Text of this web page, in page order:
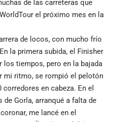
de las carreteras que
el próximo mes en la
de locos, con mucho frío
la primera subida, el Finisher
los tiempos, pero en la bajada
mi ritmo, se rompió el pelotón
en cabeza. En el
de Gorla, arranqué a falta de
me lancé en el